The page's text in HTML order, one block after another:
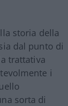
storia della
dal punto di
trattativa
i
sorta di